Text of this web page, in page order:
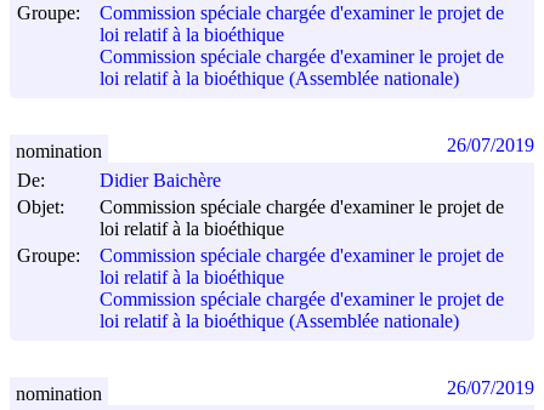
Groupe:
Commission spéciale chargée d'examiner le projet de
loi relatif à la bioéthique
Commission spéciale chargée d'examiner le projet de
loi relatif à la bioéthique (Assemblée nationale)
De:
Didier Baichère
Objet:
Commission spéciale chargée d'examiner le projet de
loi relatif à la bioéthique
Groupe:
Commission spéciale chargée d'examiner le projet de
loi relatif à la bioéthique
Commission spéciale chargée d'examiner le projet de
loi relatif à la bioéthique (Assemblée nationale)
nomination 26/07/2019
nomination 26/07/2019